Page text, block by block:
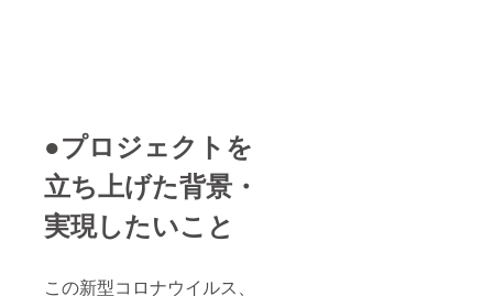
●プロジェクトを
立ち上げた背景・
実現したいこと
この新型コロナウイルス、